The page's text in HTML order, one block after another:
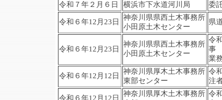
令和７年２月６日
横浜市下水道河川局 委
令和６年12月23日
神奈川県県西土木事務所
小田原土木センター
県
令和６年12月23日
神奈川県県西土木事務所
小田原土木センター
令
事
業
令和６年12月12日
神奈川県厚木土木事務所
東部センター
令
注
令和６年12月12日
神奈川県厚木土木事務所 令